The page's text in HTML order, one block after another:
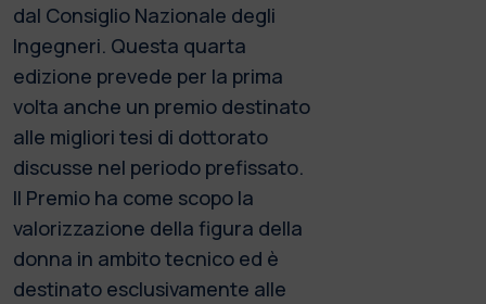
dal Consiglio Nazionale degli
Ingegneri. Questa quarta
edizione prevede per la prima
volta anche un premio destinato
alle migliori tesi di dottorato
discusse nel periodo prefissato.
Il Premio ha come scopo la
valorizzazione della figura della
donna in ambito tecnico ed è
destinato esclusivamente alle